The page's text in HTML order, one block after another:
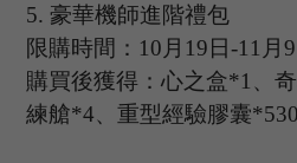
5. 豪華機師進階禮包
限購時間： 10 月 19 日-11 月9
購買後獲得：心之盒*1 、
練艙*4、重型經驗膠囊*530